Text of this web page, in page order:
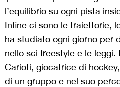
l’equilibrio su ogni pista
Infine ci sono le traiettorie,
ha studiato ogni giorno per
nello sci freestyle e le leggi.
Carioti, giocatrice di
di un gruppo e nel suo